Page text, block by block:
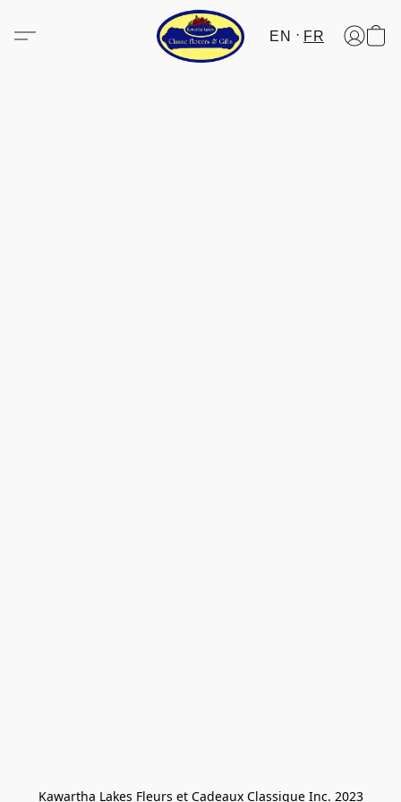
EN FR
Kawartha Lakes Fleurs et Cadeaux Classique Inc. 2023